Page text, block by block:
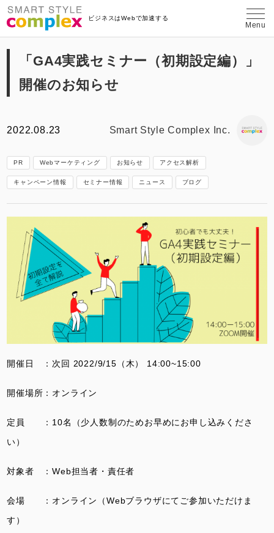
埼玉県さいたま市のWeb制作・コンテ
ビジネスはWebで加速する
Menu
「GA4実践セミナー（初期設定編）」
開催のお知らせ
2022.08.23 Smart Style Complex Inc.
PR Webマーケティング お知らせ アクセス解析
キャンペーン情報 セミナー情報 ニュース ブログ
開催日 ：次回 2022/9/15（木） 14:00~15:00
開催場所：オンライン
定員 ：10名（少人数制のためお早めにお申し込みくださ
い）
対象者 ：Web担当者・責任者
会場 ：オンライン（Webブラウザにてご参加いただけま
す）